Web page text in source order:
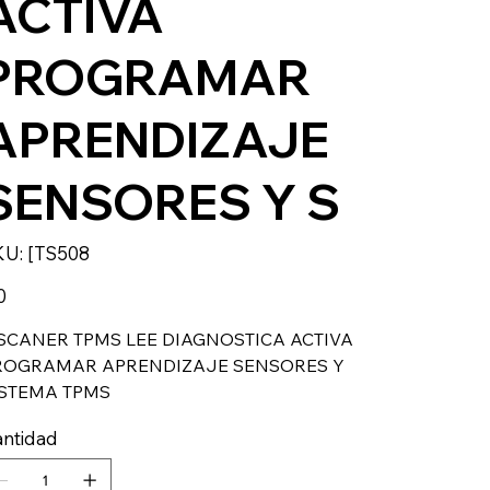
Y S
SKU
[TS508
[TS508
TPMS LEE DIAGNOSTICA ACTIVA
APRENDIZAJE SENSORES Y
TPMS